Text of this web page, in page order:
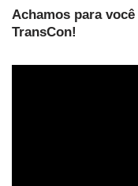
Achamos para
TransCon!